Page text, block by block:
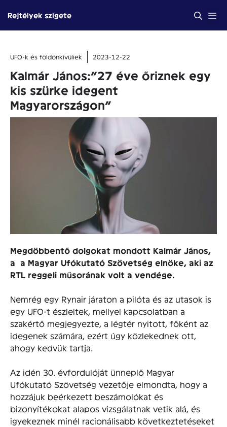
tartalomba
Rejtélyek szigete
UFO-k és földönkívüliek 2023-12-22
Kalmár János:”27 éve őriznek egy
kis szürke idegent
Magyarországon”
Megdöbbentő dolgokat mondott Kalmár János,
a a Magyar Ufókutató Szövetség elnöke, aki az
RTL reggeli műsorának volt a vendége.
Nemrég egy Rynair járaton a pilóta és az utasok is
egy UFO-t észleltek, mellyel kapcsolatban a
szakértő megjegyezte, a légtér nyitott, főként az
idegenek számára, ezért úgy közlekednek ott,
ahogy kedvük tartja.
Az idén 30. évfordulóját ünneplő Magyar
Ufókutató Szövetség vezetője elmondta, hogy a
hozzájuk beérkezett beszámolókat és
bizonyítékokat alapos vizsgálatnak vetik alá, és
igyekeznek minél racionálisabb következtetéseket